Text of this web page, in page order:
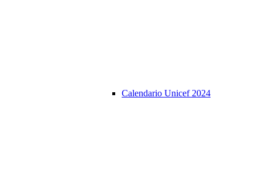
Calendario Unicef 2024